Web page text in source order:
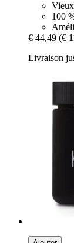
100
€ 44,49 (€
Livraison